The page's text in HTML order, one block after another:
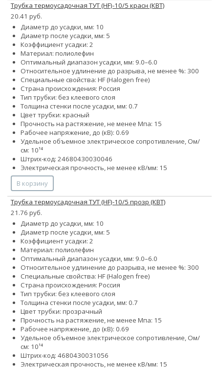
Трубка термоусадочная ТУТ (HF)-10/5 красн (КВТ)
20.41 руб.
Диаметр до усадки, мм: 10
Диаметр после усадки, мм: 5
Коэффициент усадки: 2
Материал: полиолефин
Оптимальный диапазон усадки, мм: 9.0–6.0
Относительное удлинение до разрыва, не менее %: 300
Специальные свойства: HF (Halogen free)
Страна происхождения: Россия
Тип трубки: без клеевого слоя
Толщина стенки после усадки, мм: 0.7
Цвет трубки: красный
Прочность на растяжение, не менее Мпа: 15
Рабочее напряжение, до (кВ): 0.69
Удельное объемное электрическое сопротивление, Ом/
см: 10¹⁴
Штрих-код: 24680430030046
Электрическая прочность, не менее кВ/мм: 15
В корзину
Трубка термоусадочная ТУТ (HF)-10/5 прозр (КВТ)
21.76 руб.
Диаметр до усадки, мм: 10
Диаметр после усадки, мм: 5
Коэффициент усадки: 2
Материал: полиолефин
Оптимальный диапазон усадки, мм: 9.0–6.0
Относительное удлинение до разрыва, не менее %: 300
Специальные свойства: HF (Halogen free)
Страна происхождения: Россия
Тип трубки: без клеевого слоя
Толщина стенки после усадки, мм: 0.7
Цвет трубки: прозрачный
Прочность на растяжение, не менее Мпа: 15
Рабочее напряжение, до (кВ): 0.69
Удельное объемное электрическое сопротивление, Ом/
см: 10¹⁴
Штрих-код: 4680430031056
Электрическая прочность, не менее кВ/мм: 15